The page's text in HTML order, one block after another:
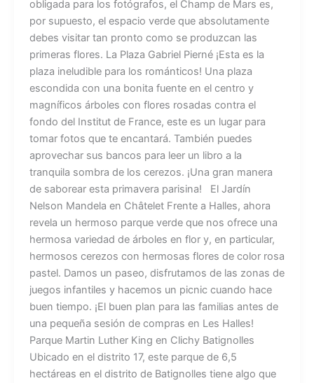
obligada para los fotógrafos, el Champ de Mars es,
por supuesto, el espacio verde que absolutamente
debes visitar tan pronto como se produzcan las
primeras flores. La Plaza Gabriel Pierné ¡Esta es la
plaza ineludible para los románticos! Una plaza
escondida con una bonita fuente en el centro y
magníficos árboles con flores rosadas contra el
fondo del Institut de France, este es un lugar para
tomar fotos que te encantará. También puedes
aprovechar sus bancos para leer un libro a la
tranquila sombra de los cerezos. ¡Una gran manera
de saborear esta primavera parisina! El Jardín
Nelson Mandela en Châtelet Frente a Halles, ahora
revela un hermoso parque verde que nos ofrece una
hermosa variedad de árboles en flor y, en particular,
hermosos cerezos con hermosas flores de color rosa
pastel. Damos un paseo, disfrutamos de las zonas de
juegos infantiles y hacemos un picnic cuando hace
buen tiempo. ¡El buen plan para las familias antes de
una pequeña sesión de compras en Les Halles!
Parque Martin Luther King en Clichy Batignolles
Ubicado en el distrito 17, este parque de 6,5
hectáreas en el distrito de Batignolles tiene algo que